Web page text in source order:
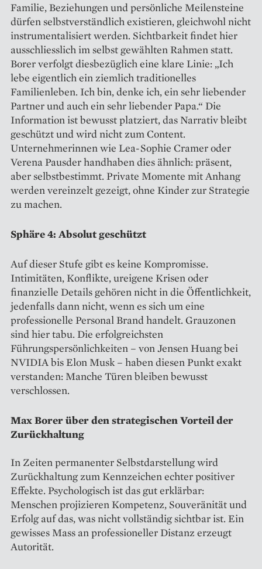
Familie, Beziehungen und persönliche Meilensteine
dürfen selbstverständlich existieren, gleichwohl nicht
instrumentalisiert werden. Sichtbarkeit findet hier
ausschliesslich im selbst gewählten Rahmen statt.
Borer verfolgt diesbezüglich eine klare Linie: „Ich
lebe eigentlich ein ziemlich traditionelles
Familienleben. Ich bin, denke ich, ein sehr liebender
Partner und auch ein sehr liebender Papa.“ Die
Information ist bewusst platziert, das Narrativ bleibt
geschützt und wird nicht zum Content.
Unternehmerinnen wie Lea-Sophie Cramer oder
Verena Pausder handhaben dies ähnlich: präsent,
aber selbstbestimmt. Private Momente mit Anhang
werden vereinzelt gezeigt, ohne Kinder zur Strategie
zu machen.
Sphäre 4: Absolut geschützt
Auf dieser Stufe gibt es keine Kompromisse.
Intimitäten, Konflikte, ureigene Krisen oder
finanzielle Details gehören nicht in die Öffentlichkeit,
jedenfalls dann nicht, wenn es sich um eine
professionelle Personal Brand handelt. Grauzonen
sind hier tabu. Die erfolgreichsten
Führungspersönlichkeiten – von Jensen Huang bei
NVIDIA bis Elon Musk – haben diesen Punkt exakt
verstanden: Manche Türen bleiben bewusst
verschlossen.
Max Borer über den strategischen Vorteil der
Zurückhaltung
In Zeiten permanenter Selbstdarstellung wird
Zurückhaltung zum Kennzeichen echter positiver
Effekte. Psychologisch ist das gut erklärbar:
Menschen projizieren Kompetenz, Souveränität und
Erfolg auf das, was nicht vollständig sichtbar ist. Ein
gewisses Mass an professioneller Distanz erzeugt
Autorität.